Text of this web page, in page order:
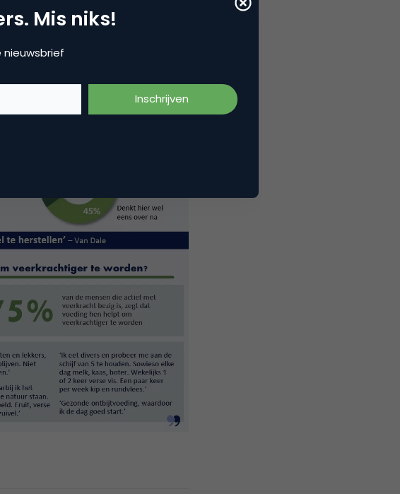
geven aan vrienden en
geïnterviewd om meer begrip
Mis niks!
nieuwsbrief